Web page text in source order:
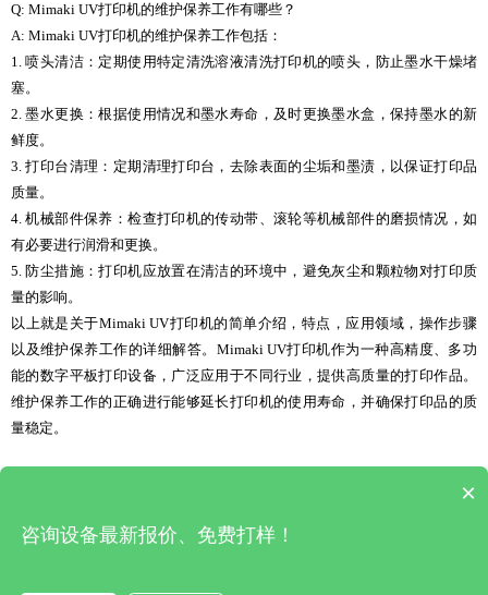
Q: Mimaki UV打印机的维护保养工作有哪些？
A: Mimaki UV打印机的维护保养工作包括：
1. 喷头清洁：定期使用特定清洗溶液清洗打印机的喷头，防止墨水干燥堵
塞。
2. 墨水更换：根据使用情况和墨水寿命，及时更换墨水盒，保持墨水的新
鲜度。
3. 打印台清理：定期清理打印台，去除表面的尘垢和墨渍，以保证打印品
质量。
4. 机械部件保养：检查打印机的传动带、滚轮等机械部件的磨损情况，如
有必要进行润滑和更换。
5. 防尘措施：打印机应放置在清洁的环境中，避免灰尘和颗粒物对打印质
量的影响。
以上就是关于Mimaki UV打印机的简单介绍，特点，应用领域，操作步骤
以及维护保养工作的详细解答。Mimaki UV打印机作为一种高精度、多功
能的数字平板打印设备，广泛应用于不同行业，提供高质量的打印作品。
维护保养工作的正确进行能够延长打印机的使用寿命，并确保打印品的质
量稳定。
×
咨询设备最新报价、免费打样！